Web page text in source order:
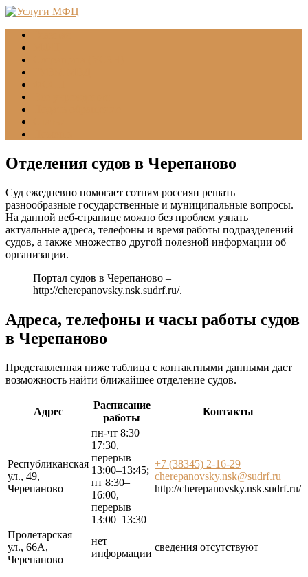
Отделения судов в Черепаново
Суд ежедневно помогает сотням россиян решать
разнообразные государственные и муниципальные вопросы.
На данной веб-странице можно без проблем узнать
актуальные адреса, телефоны и время работы подразделений
судов, а также множество другой полезной информации об
организации.
Портал судов в Черепаново –
http://cherepanovsky.nsk.sudrf.ru/.
Адреса, телефоны и часы работы судов
в Черепаново
Представленная ниже таблица с контактными данными даст
возможность найти ближайшее отделение судов.
Адрес
Расписание
работы
Контакты
Республиканская
ул., 49,
Черепаново
пн-чт 8:30–
17:30,
перерыв
13:00–13:45;
пт 8:30–
16:00,
перерыв
13:00–13:30
+7 (38345) 2-16-29
cherepanovsky.nsk@sudrf.ru
http://cherepanovsky.nsk.sudrf.ru/
Пролетарская
ул., 66А,
Черепаново
нет
информации
сведения отсутствуют